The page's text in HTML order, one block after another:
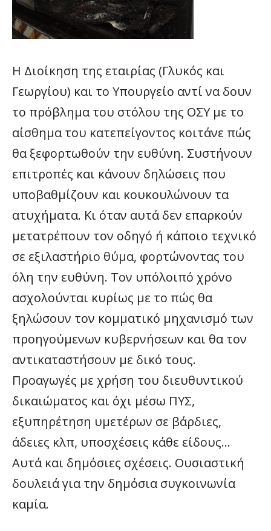
Η Διοίκηση της εταιρίας (Γλυκός και
Γεωργίου) και το Υπουργείο αντί να δουν
το πρόβλημα του στόλου της ΟΣΥ με το
αίσθημα του κατεπείγοντος κοιτάνε πώς
θα ξεφορτωθούν την ευθύνη. Συστήνουν
επιτροπές και κάνουν δηλώσεις που
υποβαθμίζουν και κουκουλώνουν τα
ατυχήματα. Κι όταν αυτά δεν επαρκούν
μετατρέπουν τον οδηγό ή κάποιο τεχνικό
σε εξιλαστήριο θύμα, φορτώνοντας του
όλη την ευθύνη. Τον υπόλοιπό χρόνο
ασχολούνται κυρίως με το πώς θα
ξηλώσουν τον κομματικό μηχανισμό των
προηγούμενων κυβερνήσεων και θα τον
αντικαταστήσουν με δικό τους.
Προαγωγές με χρήση του διευθυντικού
δικαιώματος και όχι μέσω ΠΥΣ,
εξυπηρέτηση υμετέρων σε βάρδιες,
άδειες κλπ, υποσχέσεις κάθε είδους…
Αυτά και δημόσιες σχέσεις. Ουσιαστική
δουλειά για την δημόσια συγκοινωνία
καμία.